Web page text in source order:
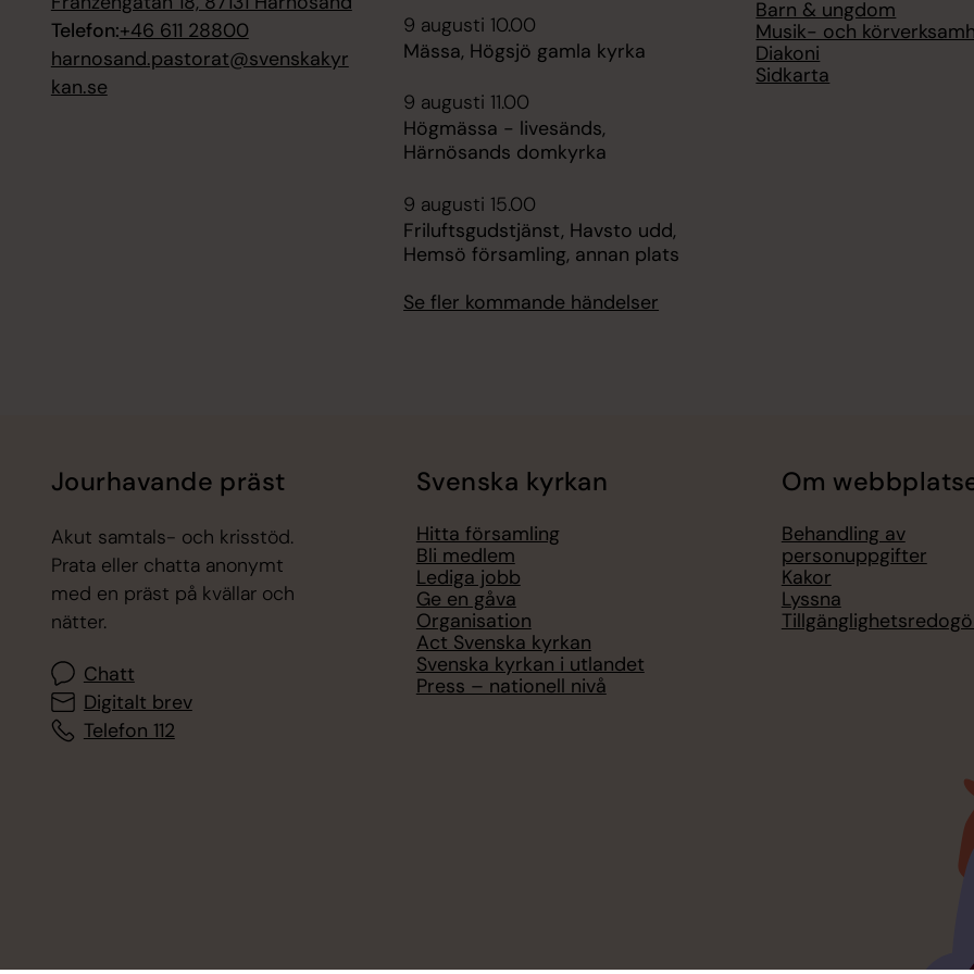
Telefon:+46 611 28800
harnosand.pastorat@svenskakyr
kan.se
9 augusti 10.00
Mässa, Högsjö gamla kyrka
9 augusti 11.00
Högmässa - livesänds,
Härnösands domkyrka
9 augusti 15.00
Friluftsgudstjänst, Havsto udd,
Hemsö församling, annan plats
Se fler kommande händelser
Barn & ungdom
Musik- och
Diakoni
Sidkarta
Jourhavande präst
Akut samtals- och krisstöd.
Prata eller chatta anonymt
med en präst på kvällar och
nätter.
Chatt
Digitalt brev
Telefon 112
Svenska kyrkan
Hitta församling
Bli medlem
Lediga jobb
Ge en gåva
Organisation
Act Svenska kyrkan
Svenska kyrkan i utlandet
Press – nationell nivå
Om
Behandling av
personuppgifter
Kakor
Lyssna